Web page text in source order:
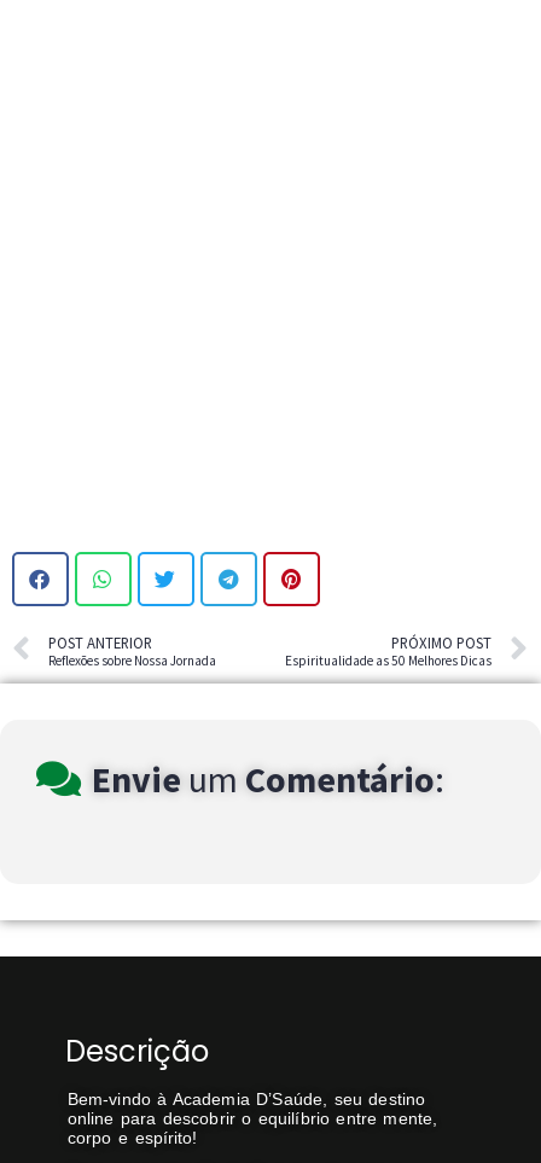
POST ANTERIOR
Reflexões sobre Nossa Jornada
PRÓXIMO POST
Espiritualidade as 50 Melhores Dicas
Envie um Comentário:
Descrição
Bem-vindo à Academia D’Saúde, seu destino
online para descobrir o equilíbrio entre mente,
corpo e espírito!